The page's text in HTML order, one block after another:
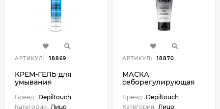
АРТИКУЛ: 18869
КРЕМ-ГЕЛЬ для
умывания
гиалуроновой
кислотой - 200 мл
Бренд: Depiltouch
Категория: Лицо
АРТИКУЛ: 18870
МАСКА
себорегулирующая
склонной к жирности
- 50 мл
Бренд: Depiltouch
Категория: Лицо